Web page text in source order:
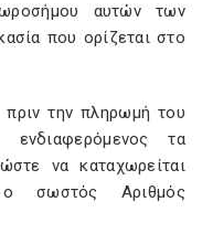
αυτών των
που ορίζεται στο
πριν την πληρωμή του
τα
να καταχωρείται
σωστός Αριθμός